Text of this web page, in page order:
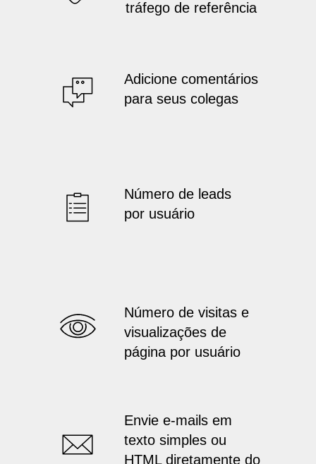
tráfego de referência
Número de visitas e
visualizações de
página por usuário
Número de leads
por usuário
Envie e-mails em
texto simples ou
HTML diretamente do
Adicione comentários
para seus colegas